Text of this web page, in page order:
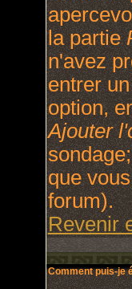
la partie
n'avez
entrer
option,
Ajouter
que
forum).
Revenir
Comment puis-je